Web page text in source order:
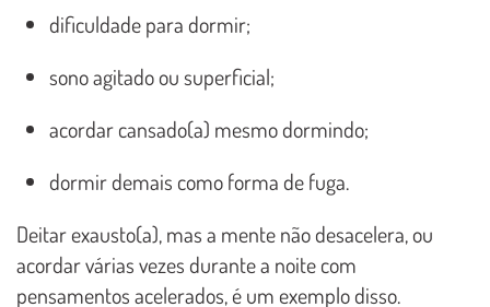
dificuldade para dormir;
sono agitado ou superficial;
acordar cansado(a) mesmo dormindo;
dormir demais como forma de fuga.
Deitar exausto(a), mas a mente não desacelera, ou
acordar várias vezes durante a noite com
pensamentos acelerados, é um exemplo disso.